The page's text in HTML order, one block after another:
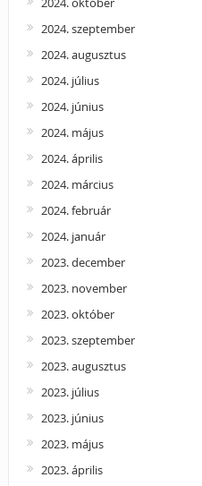
2024. szeptember
2024. augusztus
2024. július
2024. június
2024. május
2024. április
2024. március
2024. február
2024. január
2023. december
2023. november
2023. október
2023. szeptember
2023. augusztus
2023. július
2023. június
2023. május
2023. április